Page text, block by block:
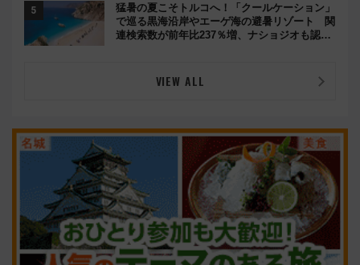
猛暑の夏こそトルコへ！「クールケーション」
で巡る黒海沿岸やエーゲ海の避暑リゾート 関
連検索数が前年比237％増、ナショジオも認め
VIEW ALL